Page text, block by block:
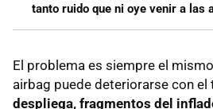
tanto ruido que ni oye venir a las
El problema es siempre el
airbag puede deteriorarse con el
despliega, fragmentos del